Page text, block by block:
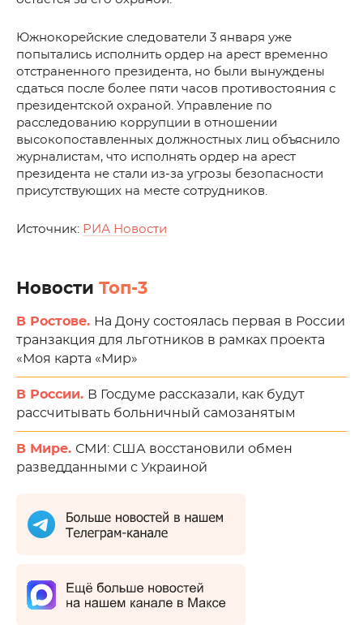
Южнокорейские следователи 3 января уже
попытались исполнить ордер на арест временно
отстраненного президента, но были вынуждены
сдаться после более пяти часов противостояния с
президентской охраной. Управление по
расследованию коррупции в отношении
высокопоставленных должностных лиц объяснило
журналистам, что исполнять ордер на арест
президента не стали из-за угрозы безопасности
присутствующих на месте сотрудников.
Источник: РИА Новости
Новости Топ-3
В Ростове. На Дону состоялась первая в России
транзакция для льготников в рамках проекта
«Моя карта «Мир»
В России. В Госдуме рассказали, как будут
рассчитывать больничный самозанятым
В Мире. СМИ: США восстановили обмен
разведданными с Украиной